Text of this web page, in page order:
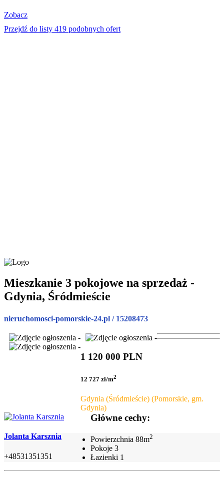
Zobacz
Przejdź do listy 419 podobnych ofert
Mieszkanie 3 pokojowe na sprzedaż -
Gdynia, Śródmieście
nieruchomosci-pomorskie-24.pl / 15208473
1 120 000 PLN
12 727 zł/m2
Gdynia (Śródmieście) (Pomorskie, gm.
Gdynia)
Jolanta Karsznia
+48531351351
Główne cechy:
Powierzchnia 88m2
Pokoje 3
Łazienki 1